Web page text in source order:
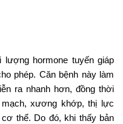
hormone tuyến giáp
phép. Căn bệnh này làm
ra nhanh hơn, đồng thời
xương khớp, thị lực
thể. Do đó, khi thấy bản